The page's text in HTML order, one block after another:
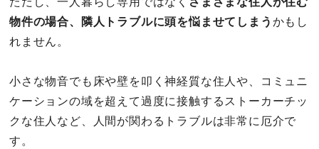
物件の場合、隣人トラブルに頭を悩ませてしまう かもし
れません。
小さな物音でも床や壁を叩く神経質な住人や、コミュニ
ケーションの域を超えて過度に接触するストーカーチッ
クな住人など、人間が関わるトラブルは非常に厄介で
す。